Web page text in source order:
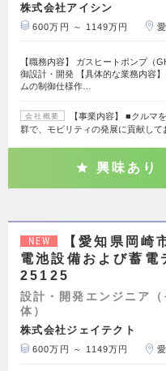
株式会社アイシン
600万円 ～ 1149万円
【職務内容】 ガスヒートポンプ（
御設計・開発 【具体的な業務内容
ムの制御仕様作…
会社概要
【事業内容】 ■クルマ
群で、モビリティの発展に貢献し
興味あり
NEW
【愛知県岡崎
電池設備および蓄
25125
設計・開発エンジニア
体）
株式会社ジェイテクト
600万円 ～ 1149万円